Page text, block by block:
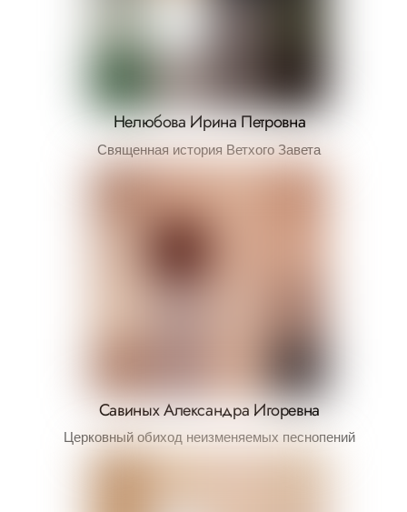
Нелюбова Ирина Петровна
Священная история Ветхого Завета
Савиных Александра Игоревна
Церковный обиход неизменяемых песнопений